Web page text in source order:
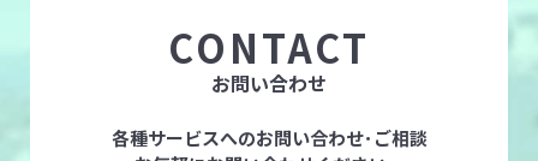
CONTACT
お問い合わせ
各種サービスへのお問い合わせ･ご相談